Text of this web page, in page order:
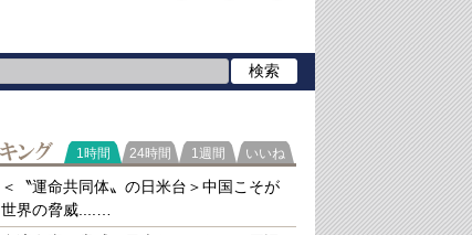
ランキング
1時間 24時間 1週間 いいね
＜〝運命共同体〟の日米台＞中国こそが
世界の脅威....…